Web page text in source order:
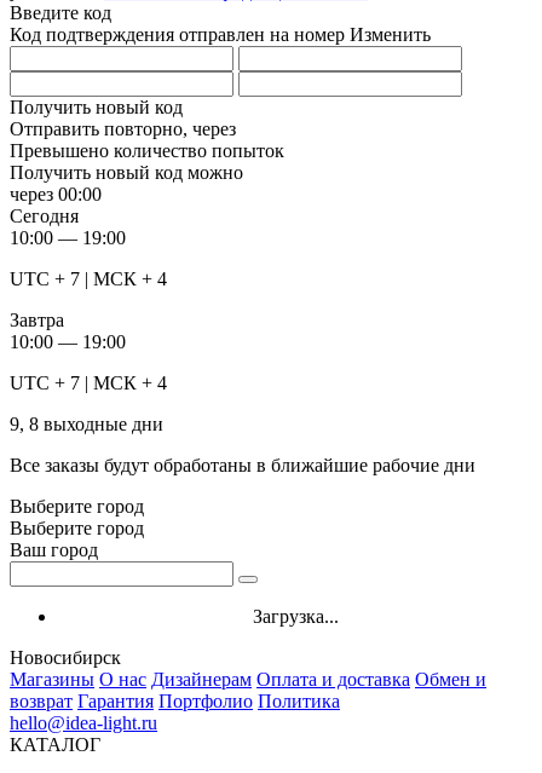
Введите код
Код подтверждения отправлен на номер Изменить
Получить новый код
Отправить повторно, через
Превышено количество попыток
Получить новый код можно
через 00:00
Сегодня
10:00 — 19:00
UTC + 7 | МСК + 4
Завтра
10:00 — 19:00
UTC + 7 | МСК + 4
9, 8 выходные дни
Все заказы будут обработаны в ближайшие рабочие дни
Выберите город
Выберите город
Ваш город
Загрузка...
Новосибирск
Магазины О нас Дизайнерам Оплата и доставка Обмен и
возврат Гарантия Портфолио Политика
hello@idea-light.ru
КАТАЛОГ